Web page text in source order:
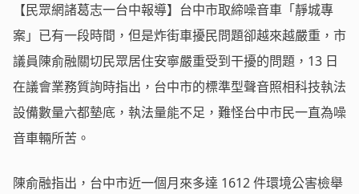
【民眾網諸葛志一台中報導】台中市取締噪音車「靜城專
案」已有一段時間，但是炸街車擾民問題卻越來越嚴重，市
議員陳俞融關切民眾居住安寧嚴重受到干擾的問題，13 日
在議會業務質詢時指出，台中市的標準型聲音照相科技執法
設備數量六都墊底，執法量能不足，難怪台中市民一直為噪
音車輛所苦。
陳俞融指出，台中市近一個月來多達 1612 件環境公害檢舉